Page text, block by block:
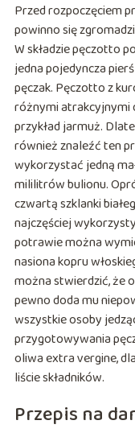
Przed rozpoczęciem
powinno się
W składzie pęczotto
jedna pojedyncza
pęczak. Pęczotto z
różnymi atrakcyjnymi
przykład jarmuż.
również znaleźć ten
wykorzystać jedną
mililitrów bulionu.
czwartą szklanki
najczęściej
potrawie można
nasiona kopru
można stwierdzić, że
pewno doda mu
wszystkie osoby
przygotowywania
oliwa extra vergine,
liście składników.
Przepis na